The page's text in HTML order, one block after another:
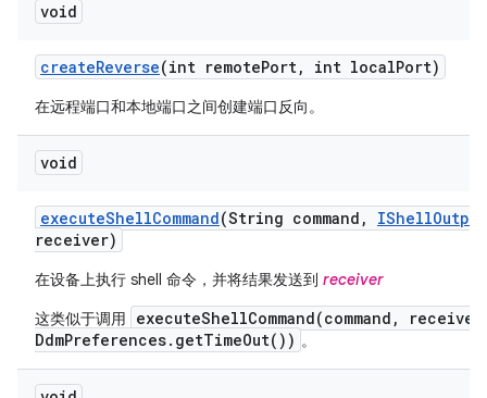
void
createReverse(int remotePort, int localPort)
在远程端口和本地端口之间创建端口反向。
void
executeShellCommand(String command , IShellOutput
receiver)
在设备上执行 shell 命令，并将结果发送到 receiver
这类似于调用
executeShellCommand(command,
DdmPreferences.getTimeOut()) 。